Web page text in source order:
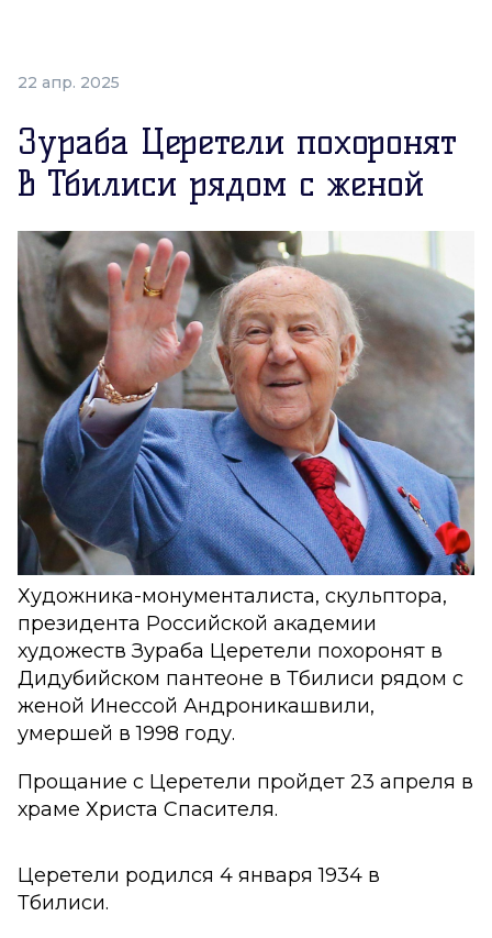
22 апр. 2025
Зураба Церетели похоронят
в Тбилиси рядом с женой
Художника-монументалиста, скульптора,
президента Российской академии
художеств Зураба Церетели похоронят в
Дидубийском пантеоне в Тбилиси рядом с
женой Инессой Андроникашвили,
умершей в 1998 году.
Прощание с Церетели пройдет 23 апреля в
храме Христа Спасителя.
Церетели родился 4 января 1934 в
Тбилиси.